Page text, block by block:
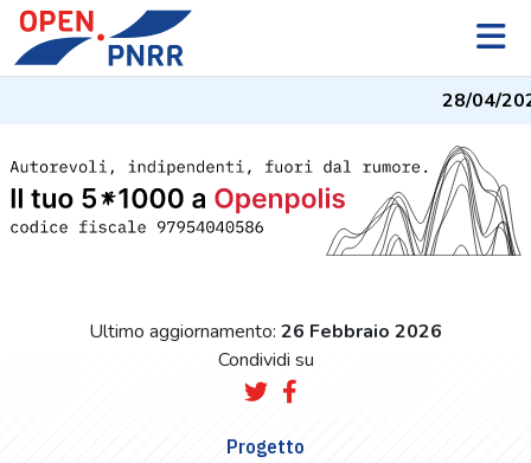
28/04/
Ultimo aggiornamento: 26 Febbraio 2026
Condividi su
Progetto